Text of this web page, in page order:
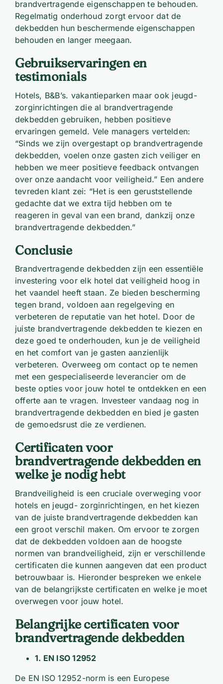
brandvertragende eigenschappen te behouden.
Regelmatig onderhoud zorgt ervoor dat de
dekbedden hun beschermende eigenschappen
behouden en langer meegaan.
Gebruikservaringen en
testimonials
Hotels, B&B’s. vakantieparken maar ook jeugd-
zorginrichtingen die al brandvertragende
dekbedden gebruiken, hebben positieve
ervaringen gemeld. Vele managers vertelden:
“Sinds we zijn overgestapt op brandvertragende
dekbedden, voelen onze gasten zich veiliger en
hebben we meer positieve feedback ontvangen
over onze aandacht voor veiligheid.” Een andere
tevreden klant zei: “Het is een geruststellende
gedachte dat we extra tijd hebben om te
reageren in geval van een brand, dankzij onze
brandvertragende dekbedden.”
Conclusie
Brandvertragende dekbedden zijn een essentiële
investering voor elk hotel dat veiligheid hoog in
het vaandel heeft staan. Ze bieden bescherming
tegen brand, voldoen aan regelgeving en
verbeteren de reputatie van het hotel. Door de
juiste brandvertragende dekbedden te kiezen en
deze goed te onderhouden, kun je de veiligheid
en het comfort van je gasten aanzienlijk
verbeteren. Overweeg om contact op te nemen
met een gespecialiseerde leverancier om de
beste opties voor jouw hotel te ontdekken en een
offerte aan te vragen. Investeer vandaag nog in
brandvertragende dekbedden en bied je gasten
de gemoedsrust die ze verdienen.
Certificaten voor
brandvertragende dekbedden en
welke je nodig hebt
Brandveiligheid is een cruciale overweging voor
hotels en jeugd- zorginrichtingen, en het kiezen
van de juiste brandvertragende dekbedden kan
een groot verschil maken. Om ervoor te zorgen
dat de dekbedden voldoen aan de hoogste
normen van brandveiligheid, zijn er verschillende
certificaten die kunnen aangeven dat een product
betrouwbaar is. Hieronder bespreken we enkele
van de belangrijkste certificaten en welke je moet
overwegen voor jouw hotel.
Belangrijke certificaten voor
brandvertragende dekbedden
1. EN ISO 12952
De EN ISO 12952-norm is een Europese